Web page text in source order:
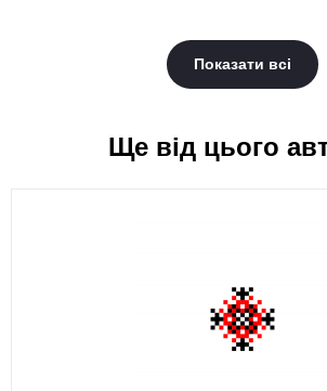
Показати всі
Ще від цього